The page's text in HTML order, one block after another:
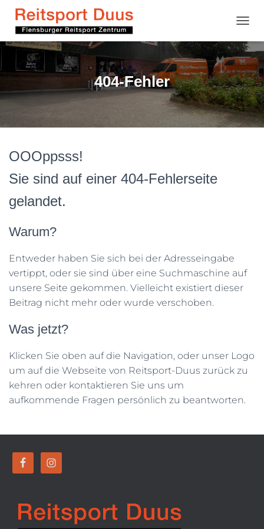
404-Fehler
OOOppsss!
Sie sind auf einer 404-Fehlerseite
gelandet.
Warum?
Entweder haben Sie sich bei der Adresseingabe
vertippt, oder sie sind über eine Suchmaschine auf
unsere Seite gekommen. Vielleicht existiert dieser
Beitrag nicht mehr oder wurde verschoben.
Was jetzt?
Klicken Sie oben auf die Navigation, oder unser Logo
um auf die Webseite von Reitsport-Duus zurück zu
kehren oder kontaktieren Sie uns um
aufkommende Fragen persönlich zu beantworten.